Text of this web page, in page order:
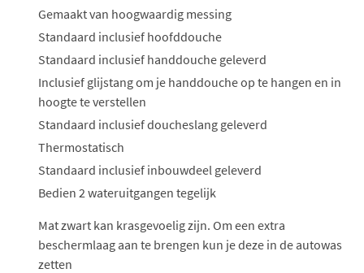
Gemaakt van hoogwaardig messing
Standaard inclusief hoofddouche
Standaard inclusief handdouche geleverd
Inclusief glijstang om je handdouche op te hangen en in
hoogte te verstellen
Standaard inclusief doucheslang geleverd
Thermostatisch
Standaard inclusief inbouwdeel geleverd
Bedien 2 wateruitgangen tegelijk
Mat zwart kan krasgevoelig zijn. Om een extra
beschermlaag aan te brengen kun je deze in de autowas
zetten